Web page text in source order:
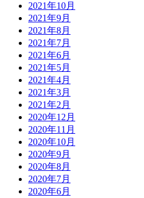
2021年10月
2021年9月
2021年8月
2021年7月
2021年6月
2021年5月
2021年4月
2021年3月
2021年2月
2020年12月
2020年11月
2020年10月
2020年9月
2020年8月
2020年7月
2020年6月